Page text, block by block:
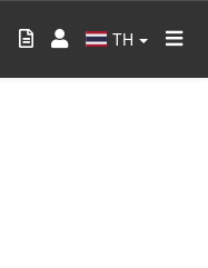
TH